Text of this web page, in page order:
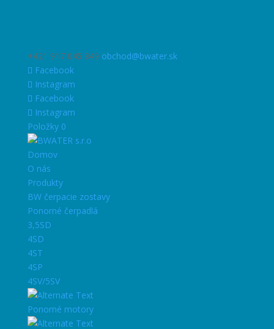
+421 917 045 849 obchod@bwater.sk
Facebook
Instagram
Facebook
Instagram
Položky 0
Domov
O nás
Produkty
BW čerpacie zostavy
Ponorné čerpadlá
3,5SD
4SD
4ST
4SP
4SV/5SV
Ponorné motory